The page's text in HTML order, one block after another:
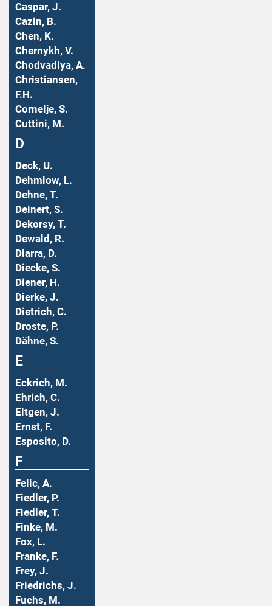
Caspar, J.
Cazin, B.
Chen, K.
Chernykh, V.
Chodvadiya, A.
Christiansen,
F.H.
Cornelje, S.
Cuttini, M.
D
Deck, U.
Dehmlow, L.
Dehne, T.
Deinert, S.
Dekorsy, T.
Dewald, R.
Diarra, D.
Diecke, S.
Diener, H.
Dierke, J.
Dietrich, C.
Droste, P.
Dähne, S.
E
Eckrich, M.
Ehrich, C.
Eltgen, J.
Ernst, F.
Esposito, D.
F
Felic, A.
Fiedler, P.
Fiedler, T.
Finke, M.
Fox, L.
Franke, F.
Frey, J.
Friedrichs, J.
Fuchs, M.